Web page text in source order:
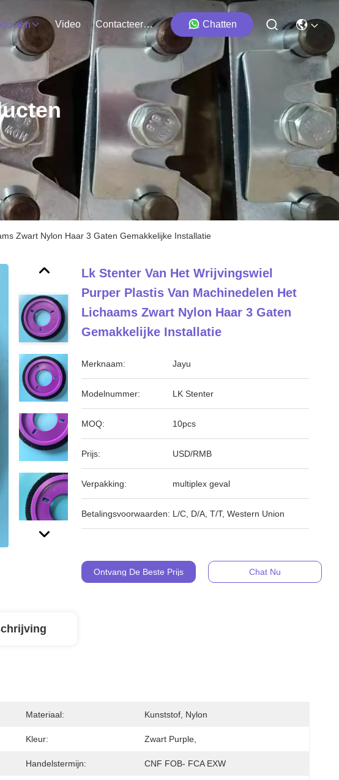
Video Contacteer Ons Chatten
Zwart Nylon Haar 3 Gaten Gemakkelijke Installatie
Lk Stenter Van Het Wrijvingswiel
Purper Plastis Van Machinedelen Het
Lichaams Zwart Nylon Haar 3 Gaten
Gemakkelijke Installatie
Merknaam: Jayu
Modelnummer: LK Stenter
MOQ: 10pcs
Prijs: USD/RMB
Verpakking: multiplex geval
Betalingsvoorwaarden: L/C, D/A, T/T, Western Union
Ontvang De Beste Prijs Chat Nu
Materiaal: Kunststof, Nylon
Kleur: Zwart Purple,
Handelstermijn: CNF FOB- FCA EXW